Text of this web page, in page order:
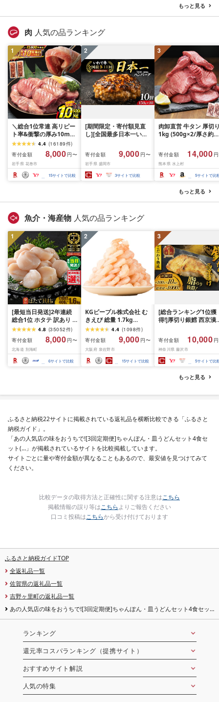
もっと見る
肉 人気の品ランキング
1
＼総合1位常連 高リピー
ト率&衝撃の厚み10mm
厚切り牛タン 塩味/ ≪ス
ピード発送!!10営業日以
内発送≫ 選べる内容量
500g / 1kg 定期便 毎月
届く 牛肉 肉 BBQ ふるさ
と 人気 ランキング 岩手
4.4 (16189件)
寄付金額
8,000 円〜
岩手県 花巻市
15サイトで比較
2
[期間限定・寄付額見直
し][全国最多日本一いわ
1.5kg(150g×10個) いわ
て牛 × 岩中豚 ハンバー
グ 合挽き 合い挽き 黒毛
和牛 人気 冷凍 個包装 小
分け 冷凍 牛肉 豚肉 和牛
お弁当 hannba-gu ラン
手県 盛岡市 東北 岩手 盛
寄付金額 9,000 円〜
岩手県 盛岡市
3サイトで比較
3
肉卸直営 牛タン 厚切
1kg (500g×2/厚さ約
牛肉 焼肉 冷凍 スライ
業務用 バーベキュー
BBQ おつまみ ギフト
祝い お中元 夏ギフト
寄付金額 14,000
熊本県 水上村
5サイトで比
もっと見る
魚介・海産物 人気の品ランキング
1
[最短当日発送]2年連続
総合1位 ホタテ 訳あり (
ふるさと納税 ほたて ふ
るさと納税 訳あり 帆立
ふるさと わけあり ホタ
テ貝柱 貝 人気 不揃い 刺
身 規格外 魚介 ランキン
グ 海鮮 冷凍 発送時期が
4.8 (35052件)
寄付金額
8,000 円〜
北海道 別海町
6サイトで比較
2
KGピープル株式会社 む
きえび 総量 1.7kg
(850g×2P) 特大 5Lサイ
ズ バナメイエビ バラ凍
結 下処理不要 サイズ不
揃い 訳あり
4.4 (1098件)
寄付金額
9,000 円〜
大阪府 泉佐野市
15サイトで比較
3
[総合ランキング1位獲
得!]厚切り銀鱈 西京漬
約 1,000g (約 100g ×
切) 西京味噌 西京みそ
噌漬け みそ 味噌 鮮魚
介 銀だら 銀ダラ ギン
ラ ぎんだら 鱈 タラ 魚
西京焼き 西京漬 西京
き 冷凍 厳選 鮮魚 漬け
礼品 おかず おつまみ
南 藤沢
寄付金額 10,000
神奈川県 藤沢市
5サイトで比
もっと見る
ふるさと納税22サイトに掲載されている返礼品を横断比較できる「ふるさと
納税ガイド」。
「あの人気店の味をおうちで![3回定期便]ちゃんぽん・皿うどんセット4食セ
ット(…」が掲載されているサイトを比較掲載しています。
サイトごとに量や寄付金額が異なることもあるので、最安値を見つけてみて
ください。
比較データの取得方法と正確性に関する注意はこちら
掲載情報の誤り等はこちらよりご報告ください
口コミ投稿はこちらから受け付けております
ふるさと納税ガイドTOP
全返礼品一覧
佐賀県の返礼品一覧
吉野ヶ里町の返礼品一覧
あの人気店の味をおうちで![3回定期便]ちゃんぽん・皿うどんセット4食セッ
ランキング
還元率コスパランキング（提携サイト）
おすすめサイト解説
人気の特集